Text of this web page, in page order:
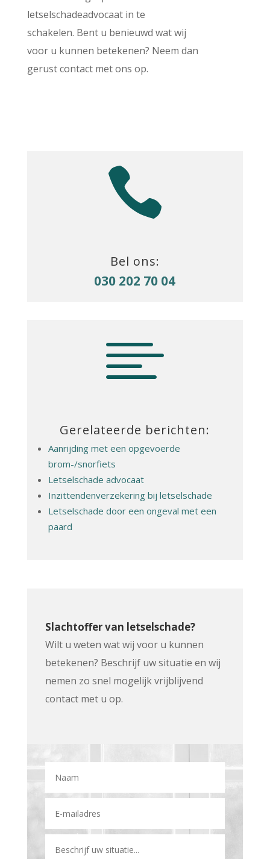
letselschadeadvocaat in te
schakelen. Bent u benieuwd wat wij
voor u kunnen betekenen? Neem dan
gerust contact met ons op.

Bel ons:
030 202 70 04

Gerelateerde berichten:
Aanrijding met een opgevoerde
brom-/snorfiets
Letselschade advocaat
Inzittendenverzekering bij letselschade
Letselschade door een ongeval met een
paard
Slachtoffer van letselschade?
Wilt u weten wat wij voor u kunnen
betekenen? Beschrijf uw situatie en wij
nemen zo snel mogelijk vrijblijvend
contact met u op.